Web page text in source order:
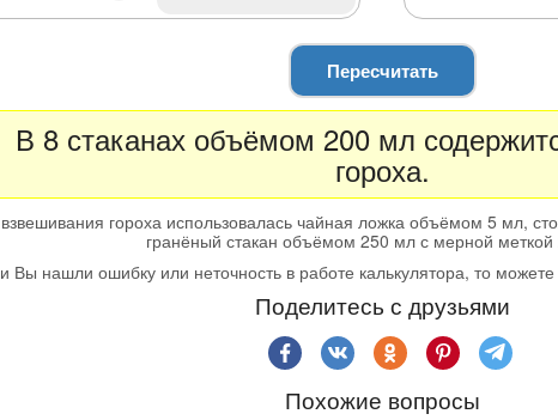
Пересчитать
В 8 стаканах объёмом 200 мл
гороха.
гороха использовалась чайная ложка объёмом 5 мл,
гранёный стакан объёмом 250 мл с мерной
Вы нашли ошибку или неточность в работе калькулятора, то
Поделитесь с друзьями
Похожие вопросы